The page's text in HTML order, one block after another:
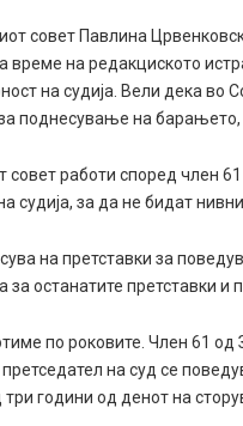
совет Павлина
време на редакциското
на судија. Вели дека во
поднесување на барањето,
работи според член
судија, за да не бидат
на претставки за
за останатите претставки и
по роковите. Член 61
претседател на суд се
години од денот на